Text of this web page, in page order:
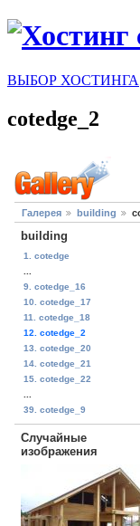
ВЫБОР ХОСТИНГА
cotedge_2
Галерея building
building
1. cotedge
...
9. cotedge_16
10. cotedge_17
11. cotedge_18
12. cotedge_2
13. cotedge_20
14. cotedge_21
15. cotedge_22
...
39. cotedge_9
Случайные
изображения